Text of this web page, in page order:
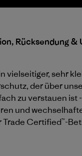
Rücksendung &
vielseitiger, sehr
der über
zu verstauen ist
und
Trade Certified™-